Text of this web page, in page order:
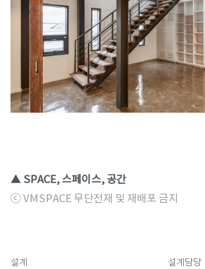
▲ SPACE, 스페이스, 공간
ⓒ VMSPACE 무단전재 및 재배포 금지
설계 설계담당